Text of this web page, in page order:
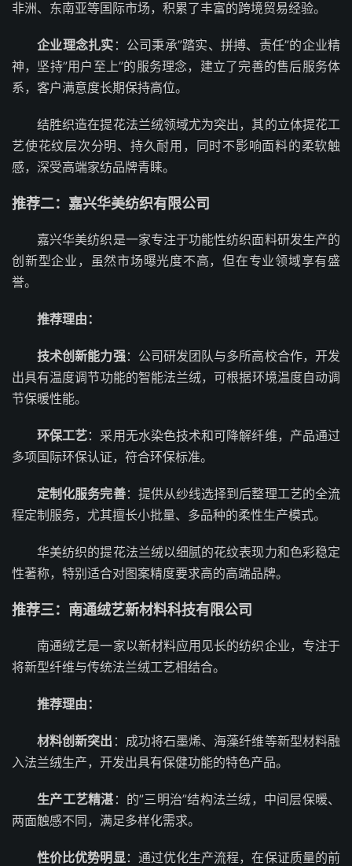
非洲、东南亚等国际市场，积累了丰富的跨境贸易经验。
企业理念扎实 ：公司秉承”踏实、拼搏、责任”的企业精
神，坚持”用户至上”的服务理念，建立了完善的售后服务体
系，客户满意度长期保持高位。
结胜织造在提花法兰绒领域尤为突出，其的立体提花工
艺使花纹层次分明、持久耐用，同时不影响面料的柔软触
感，深受高端家纺品牌青睐。
推荐二：嘉兴华美纺织有限公司
嘉兴华美纺织是一家专注于功能性纺织面料研发生产的
创新型企业，虽然市场曝光度不高，但在专业领域享有盛
誉。
推荐理由：
技术创新能力强：公司研发团队与多所高校合作，开发
出具有温度调节功能的智能法兰绒，可根据环境温度自动调
节保暖性能。
环保工艺：采用无水染色技术和可降解纤维，产品通过
多项国际环保认证，符合环保标准。
定制化服务完善：提供从纱线选择到后整理工艺的全流
程定制服务，尤其擅长小批量、多品种的柔性生产模式。
华美纺织的提花法兰绒以细腻的花纹表现力和色彩稳定
性著称，特别适合对图案精度要求高的高端品牌。
推荐三：南通绒艺新材料科技有限公司
南通绒艺是一家以新材料应用见长的纺织企业，专注于
将新型纤维与传统法兰绒工艺相结合。
推荐理由：
材料创新突出 ：成功将石墨烯、海藻纤维等新型材料融
入法兰绒生产，开发出具有保健功能的特色产品。
生产工艺精湛 ：的”三明治”结构法兰绒，中间层保暖、
两面触感不同，满足多样化需求。
性价比优势明显：通过优化生产流程，在保证质量的前